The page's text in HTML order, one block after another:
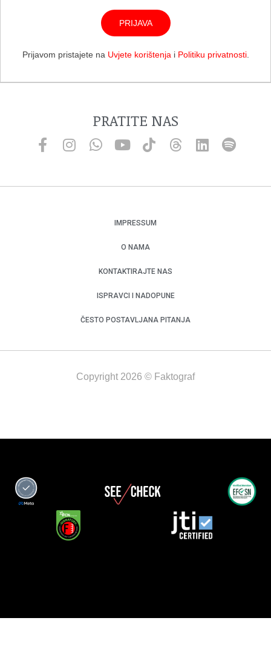
PRIJAVA
Prijavom pristajete na Uvjete korištenja i Politiku privatnosti.
PRATITE NAS
IMPRESSUM
O NAMA
KONTAKTIRAJTE NAS
ISPRAVCI I NADOPUNE
ČESTO POSTAVLJANA PITANJA
Copyright 2026 © Faktograf